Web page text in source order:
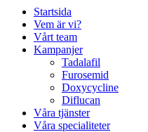
Startsida
Vem är vi?
Vårt team
Kampanjer
Tadalafil
Furosemid
Doxycycline
Diflucan
Våra tjänster
Våra specialiteter